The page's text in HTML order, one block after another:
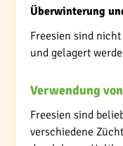
Überwinterung
Freesien sind
und gelagert
Verwendung
Freesien sind
verschiedene